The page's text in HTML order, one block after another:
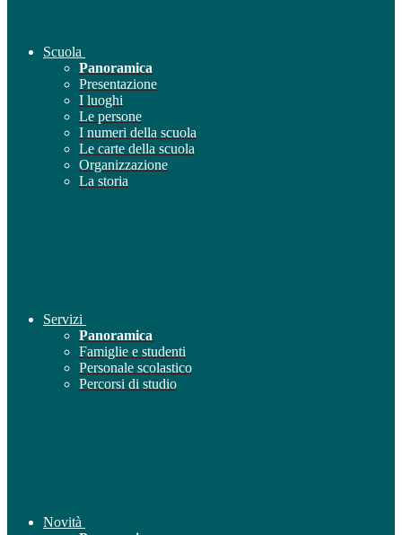
Scuola
Panoramica
Presentazione
I luoghi
Le persone
I numeri della scuola
Le carte della scuola
Organizzazione
La storia
Servizi
Panoramica
Famiglie e studenti
Personale scolastico
Percorsi di studio
Novità